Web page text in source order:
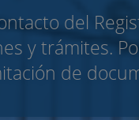
del
y trámites.
de